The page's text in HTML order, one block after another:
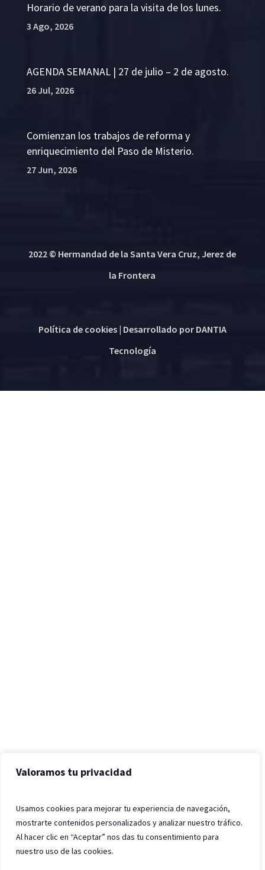
Valoramos tu privacidad
Usamos cookies para mejorar tu experiencia de navegación,
mostrarte contenidos personalizados y analizar nuestro tráfico.
Al hacer clic en “Aceptar” nos das tu consentimiento para
nuestro uso de las cookies.
Horario de verano para la visita de los lunes.
3 Ago, 2026
AGENDA SEMANAL | 27 de julio – 2 de agosto.
26 Jul, 2026
Comienzan los trabajos de reforma y
enriquecimiento del Paso de Misterio.
27 Jun, 2026
2022 © Hermandad de la Santa Vera Cruz, Jerez de
la Frontera
Política de cookies| Desarrollado por DANTIA
Tecnología